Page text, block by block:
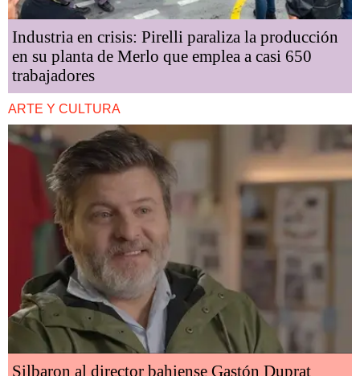
Industria en crisis: Pirelli paraliza la producción
en su planta de Merlo que emplea a casi 650
trabajadores
ARTE Y CULTURA
Silbaron al director bahiense Gastón Duprat